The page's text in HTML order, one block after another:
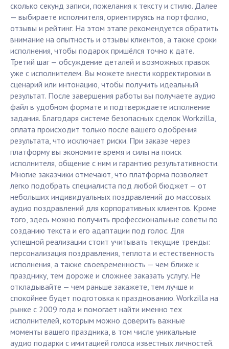
сколько секунд записи, пожелания к тексту и стилю. Далее
— выбираете исполнителя, ориентируясь на портфолио,
отзывы и рейтинг. На этом этапе рекомендуется обратить
внимание на опытность и отзывы клиентов, а также сроки
исполнения, чтобы подарок пришёлся точно к дате.
Третий шаг — обсуждение деталей и возможных правок
уже с исполнителем. Вы можете внести корректировки в
сценарий или интонацию, чтобы получить идеальный
результат. После завершения работы вы получаете аудио
файл в удобном формате и подтверждаете исполнение
задания. Благодаря системе безопасных сделок Workzilla,
оплата происходит только после вашего одобрения
результата, что исключает риски. При заказе через
платформу вы экономите время и силы на поиск
исполнителя, общение с ним и гарантию результативности.
Многие заказчики отмечают, что платформа позволяет
легко подобрать специалиста под любой бюджет — от
небольших индивидуальных поздравлений до массовых
аудио поздравлений для корпоративных клиентов. Кроме
того, здесь можно получить профессиональные советы по
созданию текста и его адаптации под голос. Для
успешной реализации стоит учитывать текущие тренды:
персонализация поздравления, теплота и естественность
исполнения, а также своевременность — чем ближе к
празднику, тем дороже и сложнее заказать услугу. Не
откладывайте — чем раньше закажете, тем лучше и
спокойнее будет подготовка к празднованию. Workzilla на
рынке с 2009 года и помогает найти именно тех
исполнителей, которым можно доверить важные
моменты вашего праздника, в том числе уникальные
аудио подарки с имитацией голоса известных личностей.